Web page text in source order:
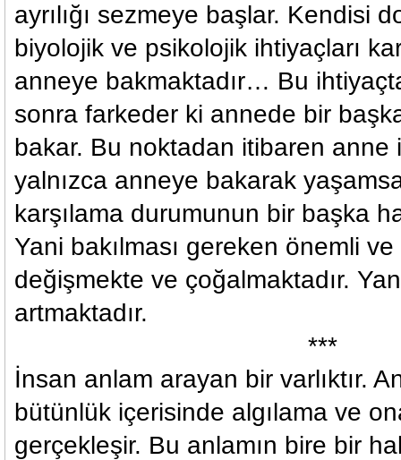
ayrılığı sezmeye başlar. Kendisi
biyolojik ve psikolojik ihtiyaçları
anneye bakmaktadır… Bu
sonra farkeder ki annede bir
bakar. Bu noktadan itibaren anne
yalnızca anneye bakarak
karşılama durumunun bir başka
Yani bakılması gereken önemli
değişmekte ve çoğalmaktadır.
artmaktadır.
***
İnsan anlam arayan bir varlıktır.
bütünlük içerisinde algılama ve
gerçekleşir. Bu anlamın bire bir